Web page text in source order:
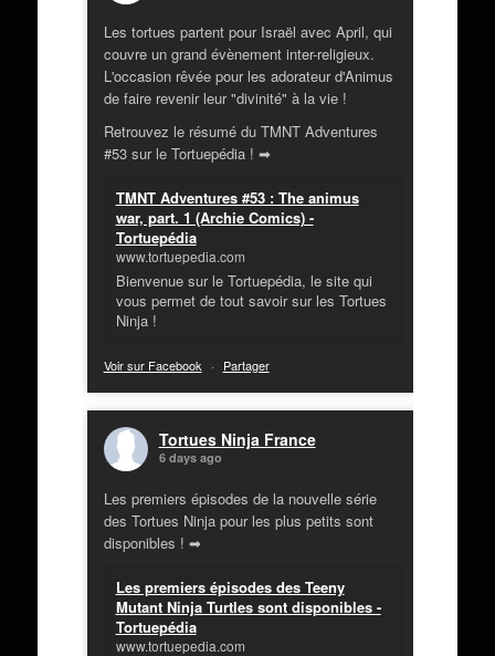
Les tortues partent pour Israël avec April, qui
couvre un grand évènement inter-religieux.
L'occasion rêvée pour les adorateur d'Animus
de faire revenir leur "divinité" à la vie !
Retrouvez le résumé du TMNT Adventures
#53 sur le Tortuepédia ! ➡
TMNT Adventures #53 : The animus
war, part. 1 (Archie Comics) -
Tortuepédia
www.tortuepedia.com
Bienvenue sur le Tortuepédia, le site qui
vous permet de tout savoir sur les Tortues
Ninja !
Voir sur Facebook · Partager
Tortues Ninja France
6 days ago
Les premiers épisodes de la nouvelle série
des Tortues Ninja pour les plus petits sont
disponibles ! ➡
Les premiers épisodes des Teeny
Mutant Ninja Turtles sont disponibles -
Tortuepédia
www.tortuepedia.com